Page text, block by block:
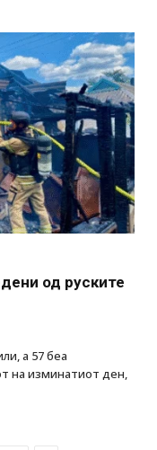
од руските
а 57 беа
на изминатиот ден,